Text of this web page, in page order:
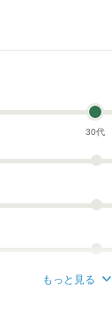
30代
もっと見る